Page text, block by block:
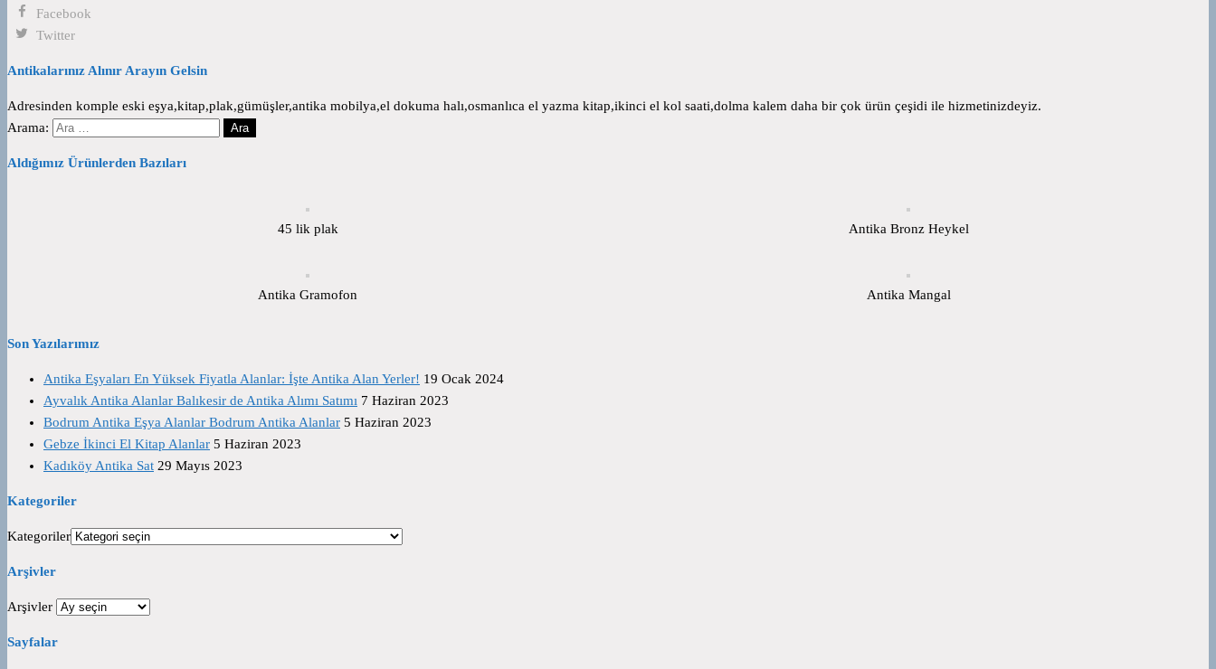
Facebook
Twitter
Antikalarınız Alınır Arayın Gelsin
Adresinden komple eski eşya,kitap,plak,gümüşler,antika mobilya,el dokuma halı,osmanlıca el yazma kitap,ikinci el kol saati,dolma kalem daha bir çok ürün çeşidi ile hizmetinizdeyiz.
Arama:
Aldığımız Ürünlerden Bazıları
45 lik plak Antika Bronz Heykel
Antika Gramofon Antika Mangal
Son Yazılarımız
Antika Eşyaları En Yüksek Fiyatla Alanlar: İşte Antika Alan Yerler! 19 Ocak 2024
Ayvalık Antika Alanlar Balıkesir de Antika Alımı Satımı 7 Haziran 2023
Bodrum Antika Eşya Alanlar Bodrum Antika Alanlar 5 Haziran 2023
Gebze İkinci El Kitap Alanlar 5 Haziran 2023
Kadıköy Antika Sat 29 Mayıs 2023
Kategoriler
Kategoriler
Arşivler
Arşivler
Sayfalar